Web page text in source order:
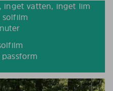
inget vatten, inget lim
solfilm